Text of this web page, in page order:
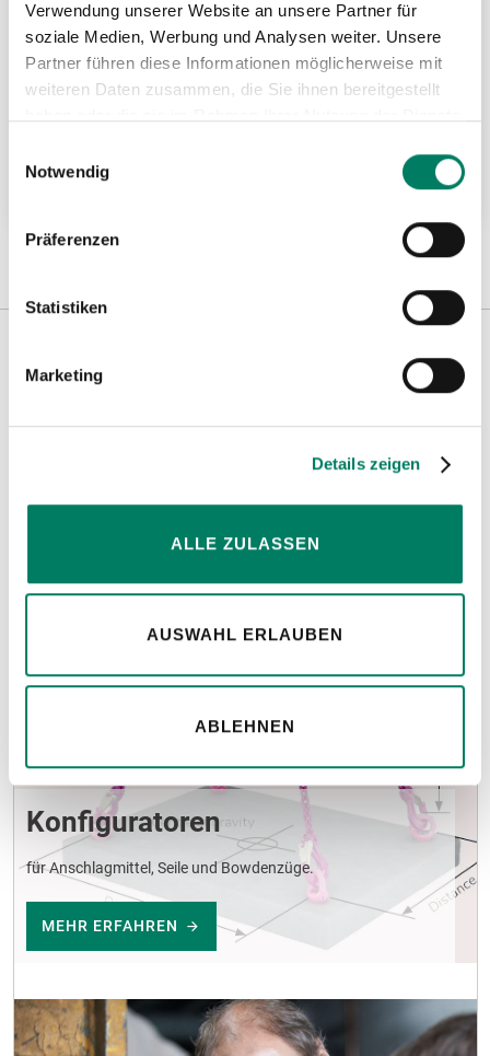
Verwendung unserer Website an unsere Partner für
soziale Medien, Werbung und Analysen weiter. Unsere
Partner führen diese Informationen möglicherweise mit
weiteren Daten zusammen, die Sie ihnen bereitgestellt
Notwendig
Präferenzen
Statistiken
Marketing
Details zeigen
ALLE ZULASSEN
AUSWAHL ERLAUBEN
ABLEHNEN
Stahlwinden mit verstellbarer Klaue - Griff
umlegbar, nach DIN 7355
Weitere Informationen
Konfiguratoren
für Anschlagmittel, Seile und Bowdenzüge.
MEHR ERFAHREN